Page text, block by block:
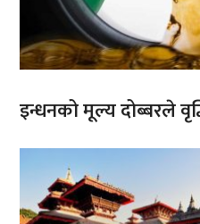
इन्धनको मूल्य दोब्बरले